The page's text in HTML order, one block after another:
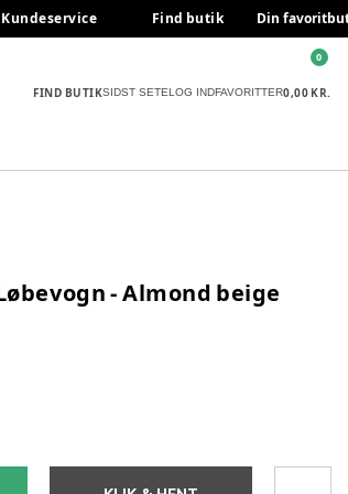
Kundeservice Find butik Din
FIND BUTIKSIDST SETELOG INDFAVORITTER0,00 KR.
0
- Almond beige